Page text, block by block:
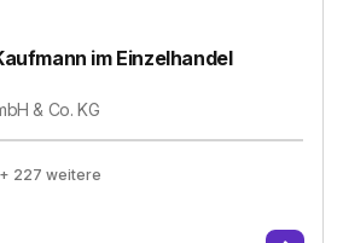
im Einzelhandel
& Co. KG
+ 227 weitere